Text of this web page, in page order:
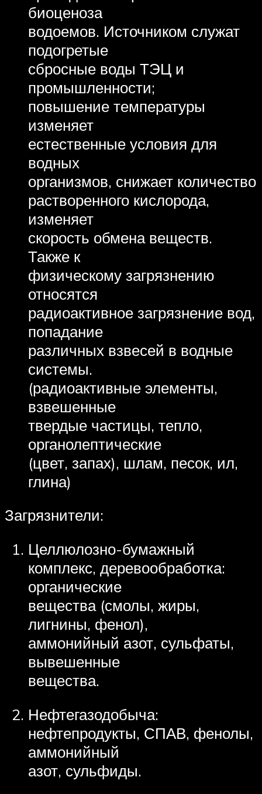
биоценоза
водоемов. Источником служат
подогретые
сбросные воды ТЭЦ и
промышленности;
повышение температуры
изменяет
естественные условия для
водных
организмов, снижает количество
растворенного кислорода,
изменяет
скорость обмена веществ.
Также к
физическому загрязнению
относятся
радиоактивное загрязнение вод,
попадание
различных взвесей в водные
системы.
(радиоактивные элементы,
взвешенные
твердые частицы, тепло,
органолептические
(цвет, запах), шлам, песок, ил,
глина)
Загрязнители:
Целлюлозно-бумажный
комплекс, деревообработка:
органические
вещества (смолы, жиры,
лигнины, фенол),
аммонийный азот, сульфаты,
вывешенные
вещества.
Нефтегазодобыча:
нефтепродукты, СПАВ, фенолы,
аммонийный
азот, сульфиды.